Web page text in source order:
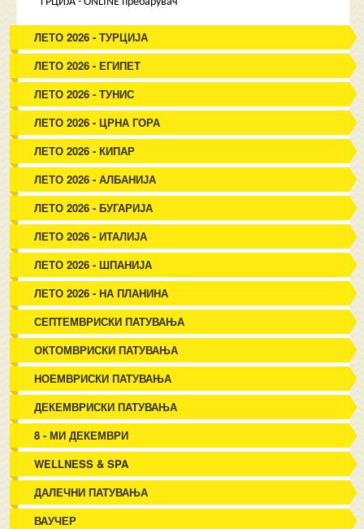
ЛЕТО 2026 - ТУРЦИЈА
ЛЕТО 2026 - ЕГИПЕТ
ЛЕТО 2026 - ТУНИС
ЛЕТО 2026 - ЦРНА ГОРА
ЛЕТО 2026 - КИПАР
ЛЕТО 2026 - АЛБАНИЈА
ЛЕТО 2026 - БУГАРИЈА
ЛЕТО 2026 - ИТАЛИЈА
ЛЕТО 2026 - ШПАНИЈА
ЛЕТО 2026 - НА ПЛАНИНА
СЕПТЕМВРИСКИ ПАТУВАЊА
ОКТОМВРИСКИ ПАТУВАЊА
НОЕМВРИСКИ ПАТУВАЊА
ДЕКЕМВРИСКИ ПАТУВАЊА
8 - МИ ДЕКЕМВРИ
WELLNESS & SPA
ДАЛЕЧНИ ПАТУВАЊА
ВАУЧЕР